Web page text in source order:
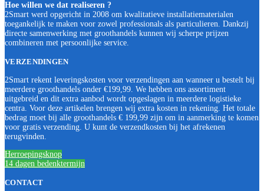
Hoe willen we dat realiseren ?
2Smart werd opgericht in 2008 om kwalitatieve installatiematerialen
toegankelijk te maken voor zowel professionals als particulieren. Dankzij
directe samenwerking met groothandels kunnen wij scherpe prijzen
combineren met persoonlijke service.
VERZENDINGEN
2Smart rekent leveringskosten voor verzendingen aan wanneer u bestelt bij
meerdere groothandels onder €199,99. We hebben ons assortiment
uitgebreid en dit extra aanbod wordt opgeslagen in meerdere logistieke
centra. Voor deze artikelen brengen wij extra kosten in rekening. Het totale
bedrag moet bij alle groothandels € 199,99 zijn om in aanmerking te komen
voor gratis verzending. U kunt de verzendkosten bij het afrekenen
terugvinden.
Herroepingsknop
14 dagen bedenktermijn
CONTACT